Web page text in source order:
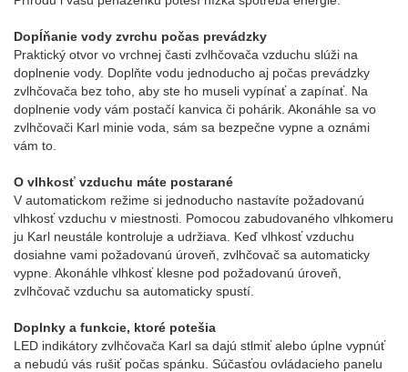
Dopĺňanie vody zvrchu počas prevádzky
Praktický otvor vo vrchnej časti zvlhčovača vzduchu slúži na
doplnenie vody. Doplňte vodu jednoducho aj počas prevádzky
zvlhčovača bez toho, aby ste ho museli vypínať a zapínať. Na
doplnenie vody vám postačí kanvica či pohárik. Akonáhle sa vo
zvlhčovači Karl minie voda, sám sa bezpečne vypne a oznámi
vám to.
O vlhkosť vzduchu máte postarané
V automatickom režime si jednoducho nastavíte požadovanú
vlhkosť vzduchu v miestnosti. Pomocou zabudovaného vlhkomeru
ju Karl neustále kontroluje a udržiava. Keď vlhkosť vzduchu
dosiahne vami požadovanú úroveň, zvlhčovač sa automaticky
vypne. Akonáhle vlhkosť klesne pod požadovanú úroveň,
zvlhčovač vzduchu sa automaticky spustí.
Doplnky a funkcie, ktoré potešia
LED indikátory zvlhčovača Karl sa dajú stlmiť alebo úplne vypnúť
a nebudú vás rušiť počas spánku. Súčasťou ovládacieho panelu